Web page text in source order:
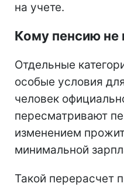
на учете.
Кому пенсию не
Отдельные
особые условия
человек
пересматривают
изменением
минимальной
Такой перерасчет